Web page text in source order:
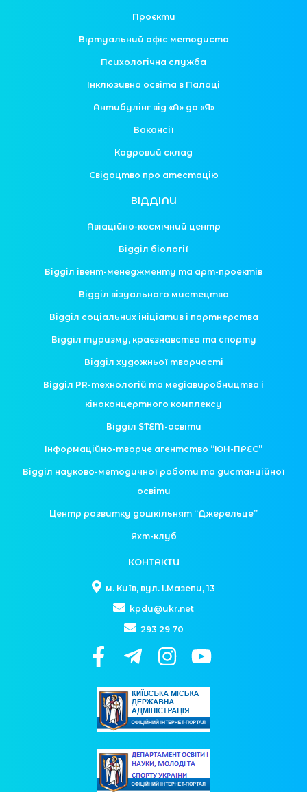
Проєкти
Віртуальний офіс методиста
Психологічна служба
Інклюзивна освіта в Палаці
Антибулінг від «А» до «Я»
Вакансії
Кадровий склад
Свідоцтво про атестацію
ВІДДІЛИ
Авіаційно-космічний центр
Відділ біології
Відділ івент-менеджменту та арт-проектів
Відділ візуального мистецтва
Відділ соціальних ініціатив і партнерства
Відділ туризму, краєзнавства та спорту
Відділ художньої творчості
Відділ PR-технологій та медіавиробництва і
кіноконцертного комплексу
Відділ STEM-освіти
Інформаційно-творче агентство “ЮН-ПРЕС”
Відділ науково-методичної роботи та дистанційної
освіти
Центр розвитку дошкільнят “Джерельце”
Яхт-клуб
КОНТАКТИ
м. Київ, вул. І.Мазепи, 13
kpdu@ukr.net
293 29 70